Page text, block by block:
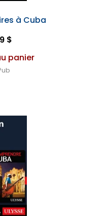
à Cuba
$
panier